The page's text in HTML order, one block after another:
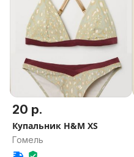
20 р.
Купальник H&M XS
Гомель